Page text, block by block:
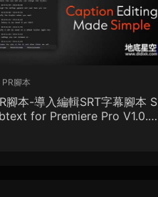
PR腳本
腳本-導入編輯SRT字幕腳本 S
for Premiere Pro V1.0.0